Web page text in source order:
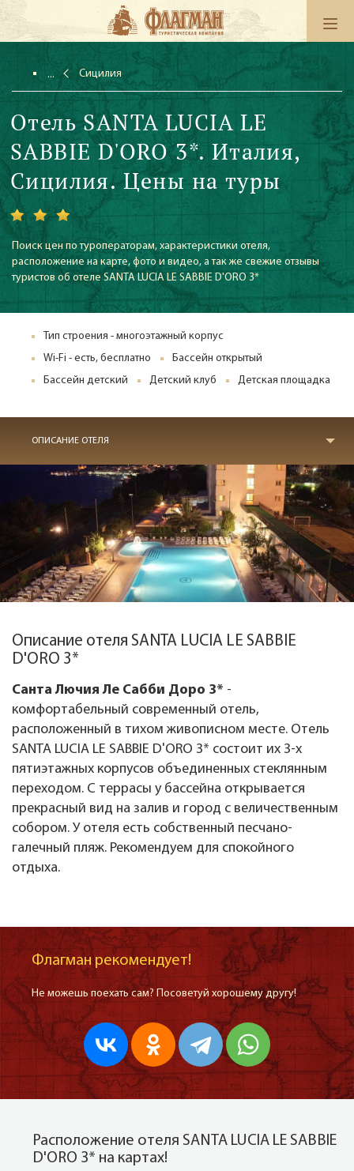
Сицилия
Отель SANTA LUCIA LE
SABBIE D'ORO 3*. Италия,
Сицилия. Цены на туры
Поиск цен по туроператорам, характеристики отеля,
расположение на карте, фото и видео, а так же свежие отзывы
туристов об отеле SANTA LUCIA LE SABBIE D'ORO 3*
Тип строения - многоэтажный корпус
Wi-Fi - есть, бесплатно
Бассейн открытый
Бассейн детский
Детский клуб Детская площадка
ОПИСАНИЕ ОТЕЛЯ
Описание отеля SANTA LUCIA LE SABBIE
D'ORO 3*
Санта Лючия Ле Сабби Доро 3* -
комфортабельный современный отель,
расположенный в тихом живописном месте. Отель
SANTA LUCIA LE SABBIE D'ORO 3* состоит их 3-х
пятиэтажных корпусов объединенных стеклянным
переходом. С террасы у бассейна открывается
прекрасный вид на залив и город с величественным
собором. У отеля есть собственный песчано-
галечный пляж. Рекомендуем для спокойного
отдыха.
Флагман рекомендует!
Не можешь поехать сам? Посоветуй хорошему другу!
Расположение отеля SANTA LUCIA LE SABBIE
D'ORO 3* на картах!